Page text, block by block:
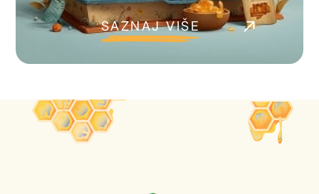
SAZNAJ VIŠE